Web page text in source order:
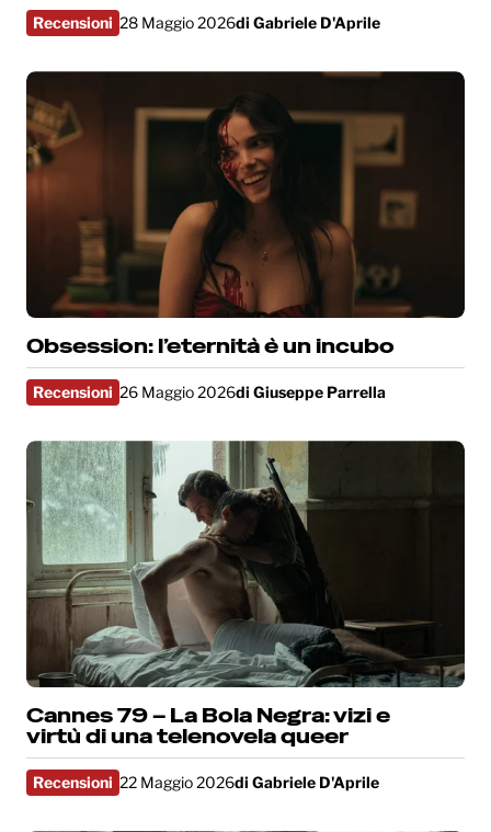
Recensioni 28 Maggio 2026di Gabriele D'Aprile
Obsession: l’eternità è un incubo
Recensioni 26 Maggio 2026di Giuseppe Parrella
Cannes 79 – La Bola Negra: vizi e
virtù di una telenovela queer
Recensioni 22 Maggio 2026di Gabriele D'Aprile